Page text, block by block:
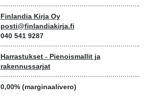
Finlandia Kirja Oy
posti@finlandiakirja.fi
040 541 9287
Harrastukset - Pienoismallit ja
rakennussarjat
0,00% (marginaalivero)